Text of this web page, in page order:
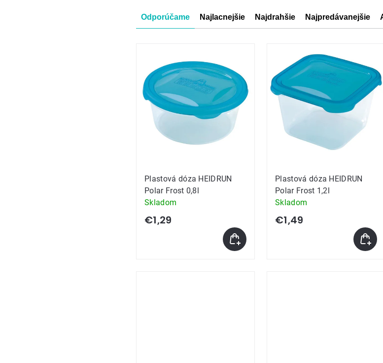
Radenie
Odporúčame Najlacnejšie Najdrahšie Najpredávanejšie
Výpis
produktov
Plastová dóza HEIDRUN
Polar Frost 0,8l
Skladom
€1,29
Plastová dóza HEIDRUN
Polar Frost 1,2l
Skladom
€1,49